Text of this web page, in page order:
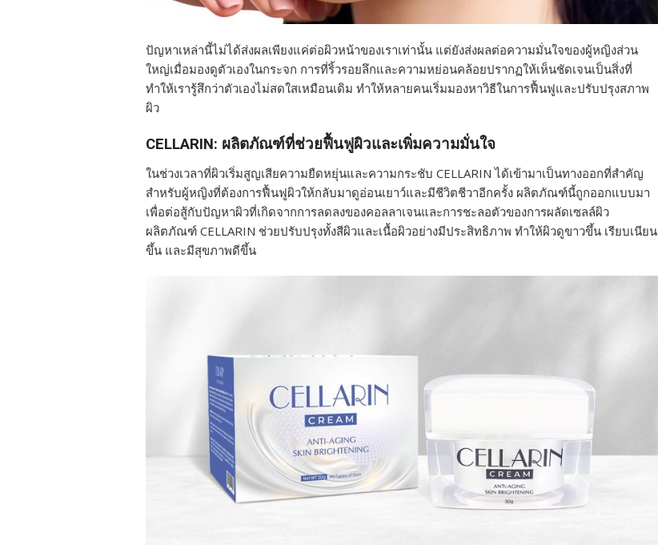
ปัญหาเหล่านี้ไม่ได้ส่งผลเพียงแค่ต่อผิวหน้าของเราเท่านั้น แต่ยังส่งผลต่อความมั่นใจของผู้หญิงส่วน
ใหญ่เมื่อมองดูตัวเองในกระจก การที่ริ้วรอยลึกและความหย่อนคล้อยปรากฏให้เห็นชัดเจนเป็นสิ่งที่
ทำให้เรารู้สึกว่าตัวเองไม่สดใสเหมือนเดิม ทำให้หลายคนเริ่มมองหาวิธีในการฟื้นฟูและปรับปรุงสภาพ
ผิว
CELLARIN: ผลิตภัณฑ์ที่ช่วยฟื้นฟูผิวและเพิ่มความมั่นใจ
ในช่วงเวลาที่ผิวเริ่มสูญเสียความยืดหยุ่นและความกระชับ CELLARIN ได้เข้ามาเป็นทางออกที่สำคัญ
สำหรับผู้หญิงที่ต้องการฟื้นฟูผิวให้กลับมาดูอ่อนเยาว์และมีชีวิตชีวาอีกครั้ง ผลิตภัณฑ์นี้ถูกออกแบบมา
เพื่อต่อสู้กับปัญหาผิวที่เกิดจากการลดลงของคอลลาเจนและการชะลอตัวของการผลัดเซลล์ผิว
ผลิตภัณฑ์ CELLARIN ช่วยปรับปรุงทั้งสีผิวและเนื้อผิวอย่างมีประสิทธิภาพ ทำให้ผิวดูขาวขึ้น เรียบเนียน
ขึ้น และมีสุขภาพดีขึ้น